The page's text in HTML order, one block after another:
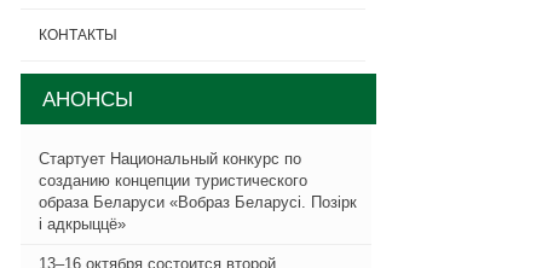
КОНТАКТЫ
АНОНСЫ
Стартует Национальный конкурс по
созданию концепции туристического
образа Беларуси «Вобраз Беларусi. Позiрк
i адкрыццё»
13–16 октября состоится второй